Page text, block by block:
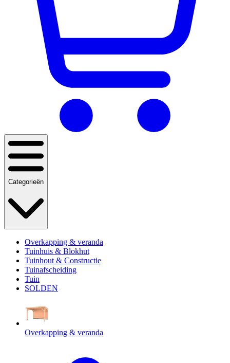
Categorieën
Overkapping & veranda
Tuinhuis & Blokhut
Tuinhout & Constructie
Tuinafscheiding
Tuin
SOLDEN
Overkapping & veranda